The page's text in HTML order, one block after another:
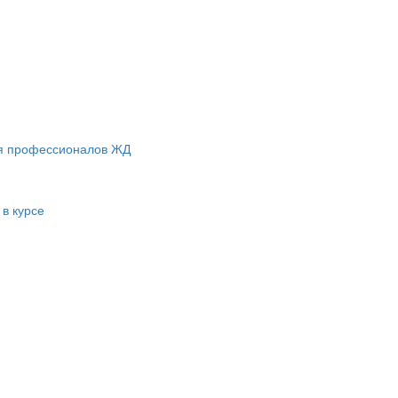
профессионалов ЖД
курсе